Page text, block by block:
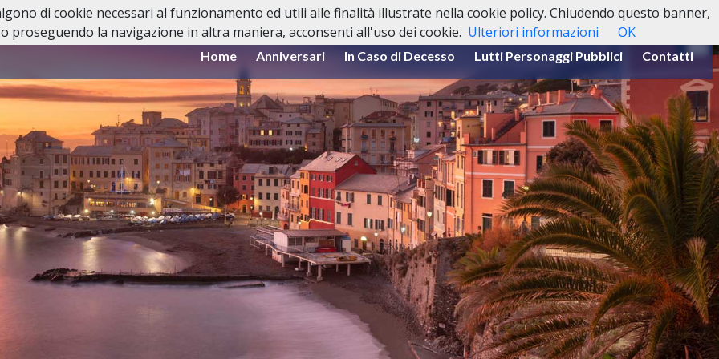
Home Anniversari In Caso di Decesso Lutti Personaggi Pubblici Contatti
di cookie necessari al funzionamento ed utili alle finalità illustrate nella cookie policy. Chiudendo questo banner,
proseguendo la navigazione in altra maniera, acconsenti all'uso dei cookie. Ulteriori informazioni OK